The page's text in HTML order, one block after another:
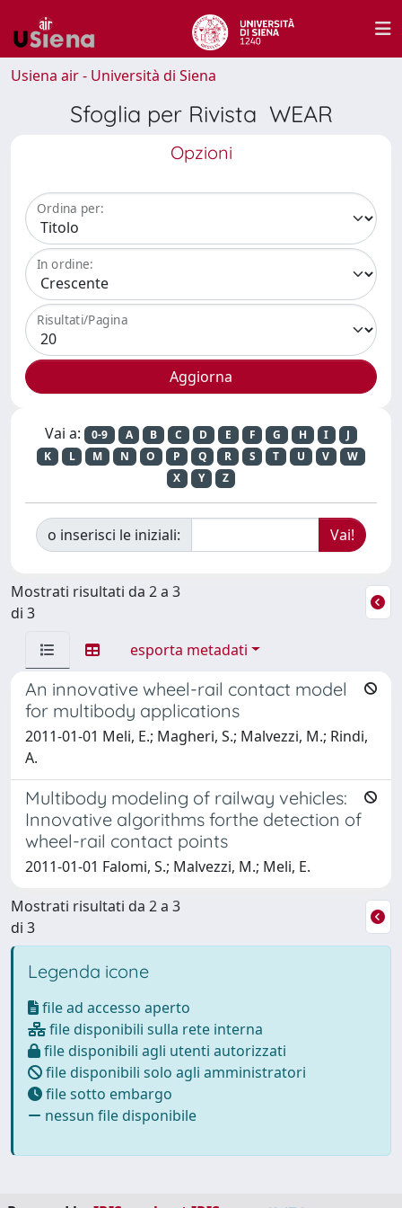
Usiena air - Università di Siena
Sfoglia per Rivista WEAR
Opzioni
Ordina per:
In ordine:
Risultati/Pagina
Vai a: 0-9 A B C D E F G H I
J
K
L M N O P Q R S T U V
W
X
Y Z
o inserisci le iniziali:
Mostrati risultati da 2 a 3
di 3
esporta metadati
An innovative wheel-rail contact model
for multibody applications
2011-01-01 Meli, E.; Magheri, S.; Malvezzi, M.; Rindi,
A.
Multibody modeling of railway vehicles:
Innovative algorithms forthe detection of
wheel-rail contact points
2011-01-01 Falomi, S.; Malvezzi, M.; Meli, E.
Mostrati risultati da 2 a 3
di 3
Legenda icone
file ad accesso aperto
file disponibili sulla rete interna
file disponibili agli utenti autorizzati
file disponibili solo agli amministratori
file sotto embargo
nessun file disponibile